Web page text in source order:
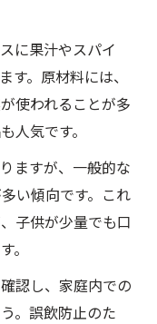
に果汁やスパイ
す。原材料には、
使われることが多
人気です。
ますが、一般的な
い傾向です。これ
子供が少量でも口
。
認し、家庭内での
。誤飲防止のた